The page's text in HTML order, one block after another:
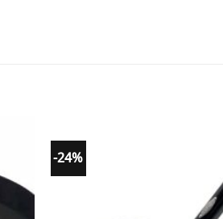
-24%